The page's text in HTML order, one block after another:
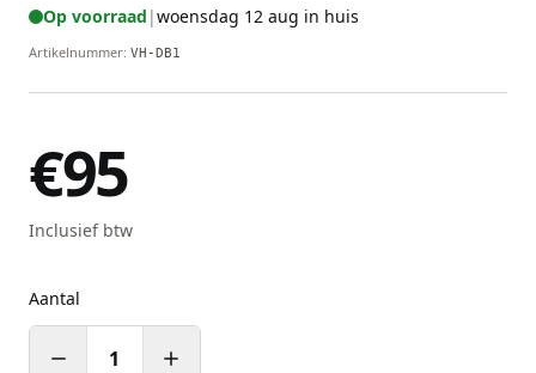
Op voorraad |woensdag 12 aug in huis
Artikelnummer: VH-DB1
€95
Inclusief btw
Aantal
1